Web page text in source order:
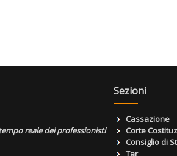
reale dei professionisti
Sezioni
Cassazione
Corte
Consiglio di
Tar